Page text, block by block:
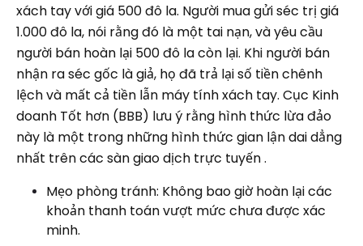
xách tay với giá 500 đô la. Người mua gửi séc trị giá
1.000 đô la, nói rằng đó là một tai nạn, và yêu cầu
người bán hoàn lại 500 đô la còn lại. Khi người bán
nhận ra séc gốc là giả, họ đã trả lại số tiền chênh
lệch và mất cả tiền lẫn máy tính xách tay. Cục Kinh
doanh Tốt hơn (BBB) ​​lưu ý rằng hình thức lừa đảo
này là một trong những hình thức gian lận dai dẳng
nhất trên các sàn giao dịch trực tuyến .
Mẹo phòng tránh: Không bao giờ hoàn lại các
khoản thanh toán vượt mức chưa được xác
minh.